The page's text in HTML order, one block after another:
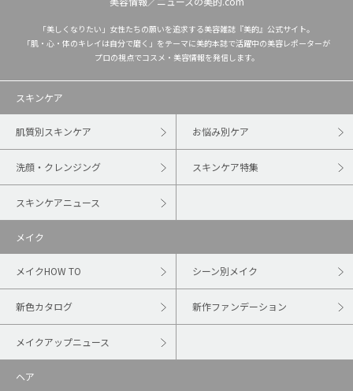
「美しくなりたい」女性たちの願いを追求する美容雑誌『美的』公式サイト。
「肌・心・体のキレイは自分で磨く」をテーマに美的本誌で活躍中の美容レポーターが
プロの視点でコスメ・美容情報を発信します。
スキンケア
肌質別スキンケア お悩み別ケア
洗顔・クレンジング スキンケア特集
スキンケアニュース
メイク
メイクHOW TO シーン別メイク
新色カタログ 新作ファンデーション
メイクアップニュース
ヘア